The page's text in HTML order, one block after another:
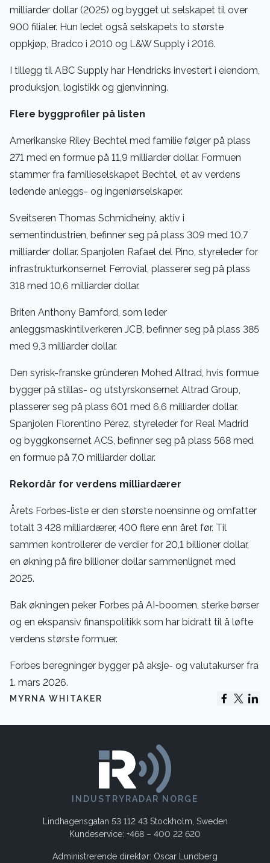
milliarder dollar (2025) og bygget ut selskapet til over
900 filialer. Hun ledet også selskapets to største
oppkjøp, Bradco i 2010 og L&W Supply i 2016.
I tillegg til ABC Supply har Hendricks investert i eiendom,
produksjon, logistikk og gjenvinning.
Flere byggprofiler på listen
Amerikanske Riley Bechtel med familie følger på plass
271 med en formue på 11,9 milliarder dollar. Formuen
stammer fra familieselskapet Bechtel, et av verdens
ledende anleggs- og ingeniørselskaper.
Sveitseren Thomas Schmidheiny, aktiv i
sementindustrien, befinner seg på plass 309 med 10,7
milliarder dollar. Spanjolen Rafael del Pino, styreleder for
infrastrukturkonsernet Ferrovial, plasserer seg på plass
318 med 10,6 milliarder dollar.
Briten Anthony Bamford, som leder
anleggsmaskintilverkeren JCB, befinner seg på plass 385
med 9,3 milliarder dollar.
Den syrisk-franske gründeren Mohed Altrad, hvis formue
bygger på stillas- og utstyrskonsernet Altrad Group,
plasserer seg på plass 601 med 6,6 milliarder dollar.
Spanjolen Florentino Pérez, styreleder for Real Madrid
og byggkonsernet ACS, befinner seg på plass 568 med
en formue på 7,0 milliarder dollar.
Rekordår for verdens milliardærer
Årets Forbes-liste er den største noensinne og omfatter
totalt 3 428 milliardærer, 400 flere enn året før. Til
sammen kontrollerer de verdier for 20,1 billioner dollar,
en økning på fire billioner dollar sammenlignet med
2025.
Bak økningen peker Forbes på AI-boomen, sterke børser
og en ekspansiv finanspolitikk som har bidratt til å løfte
verdens største formuer.
Forbes beregninger bygger på aksje- og valutakurser fra
1. mars 2026.
MYRNA WHITAKER
INDUSTRYRADAR NORGE
Lindhagensgatan 53 112 43 Stockholm, Sweden
Kundeservice: +468 – 400 22 620
Administrerende direktør: Oscar Lundberg